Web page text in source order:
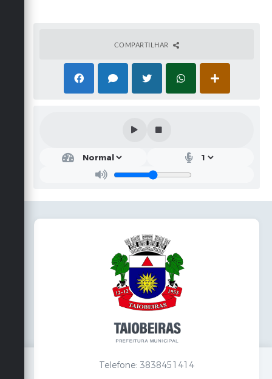
COMPARTILHAR
Telefone: 3838451414